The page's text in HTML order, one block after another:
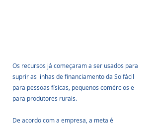
Os recursos já começaram a ser usados para
suprir as linhas de financiamento da Solfácil
para pessoas físicas, pequenos comércios e
para produtores rurais.
De acordo com a empresa, a meta é